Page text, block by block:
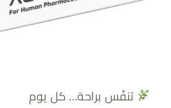
تنفّس براحة… كل يوم